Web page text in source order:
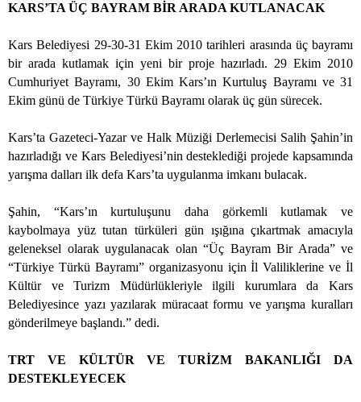
KARS’TA ÜÇ BAYRAM BİR ARADA KUTLANACAK
Kars Belediyesi 29-30-31 Ekim 2010 tarihleri arasında üç bayramı
bir arada kutlamak için yeni bir proje hazırladı. 29 Ekim 2010
Cumhuriyet Bayramı, 30 Ekim Kars’ın Kurtuluş Bayramı ve 31
Ekim günü de Türkiye Türkü Bayramı olarak üç gün sürecek.
Kars’ta Gazeteci-Yazar ve Halk Müziği Derlemecisi Salih Şahin’in
hazırladığı ve Kars Belediyesi’nin desteklediği projede kapsamında
yarışma dalları ilk defa Kars’ta uygulanma imkanı bulacak.
Şahin, “Kars’ın kurtuluşunu daha görkemli kutlamak ve
kaybolmaya yüz tutan türküleri gün ışığına çıkartmak amacıyla
geleneksel olarak uygulanacak olan “Üç Bayram Bir Arada” ve
“Türkiye Türkü Bayramı” organizasyonu için İl Valiliklerine ve İl
Kültür ve Turizm Müdürlükleriyle ilgili kurumlara da Kars
Belediyesince yazı yazılarak müracaat formu ve yarışma kuralları
gönderilmeye başlandı.” dedi.
TRT VE KÜLTÜR VE TURİZM BAKANLIĞI DA
DESTEKLEYECEK